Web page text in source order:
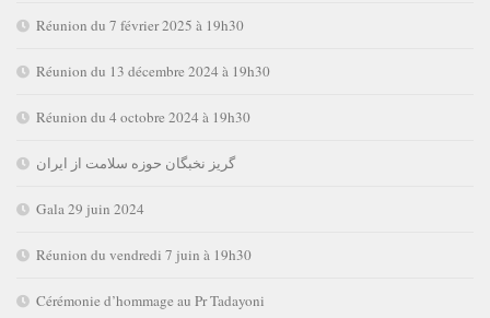
Réunion du 7 février 2025 à 19h30
Réunion du 13 décembre 2024 à 19h30
Réunion du 4 octobre 2024 à 19h30
گریز نخبگان حوزه سلامت از ایران
Gala 29 juin 2024
Réunion du vendredi 7 juin à 19h30
Cérémonie d’hommage au Pr Tadayoni